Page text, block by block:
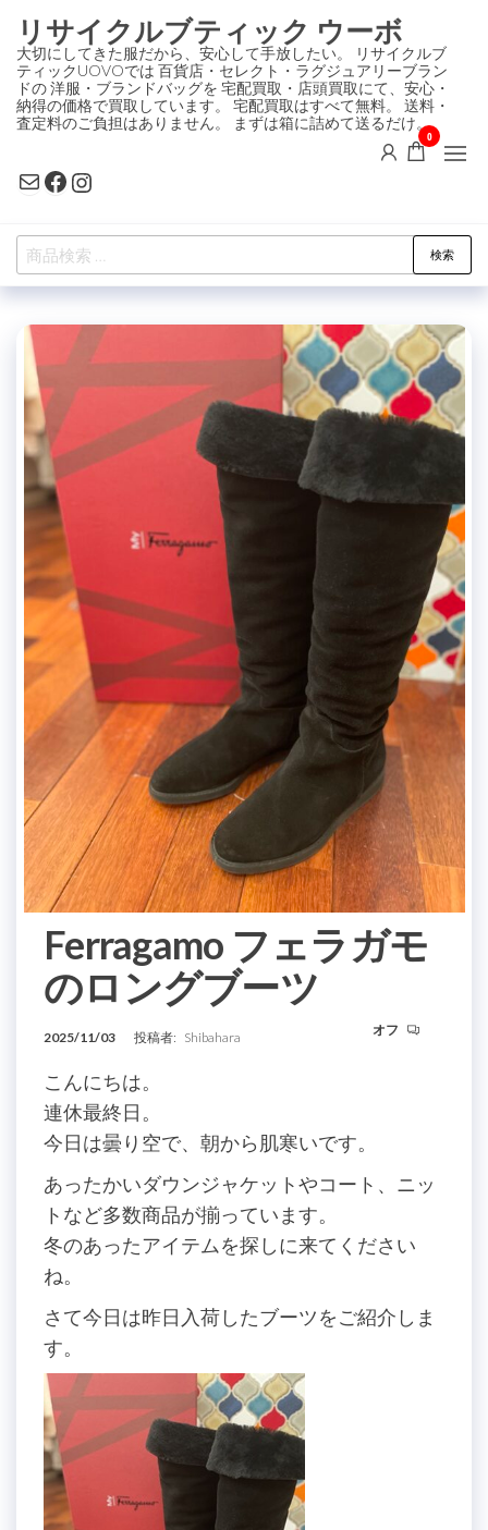
ン
テ
ン
ツ
プ
リサイクルブティック ウーボ
大切にしてきた服だから、安心して手放したい。 リサイクルブ
ティックUOVOでは 百貨店・セレクト・ラグジュアリーブラン
ドの 洋服・ブランドバッグを 宅配買取・店頭買取にて、安心・
納得の価格で買取しています。 宅配買取はすべて無料。 送料・
査定料のご負担はありません。 まずは箱に詰めて送るだけ。
MailFacebook
Instagram
0
検
索
象:
検索
Ferragamo フェラガモ
のロングブーツ
2025/11/03 投稿者: Shibahara オフ
こんにちは。
連休最終日。
今日は曇り空で、朝から肌寒いです。
あったかいダウンジャケットやコート、ニッ
トなど多数商品が揃っています。
冬のあったアイテムを探しに来てください
ね。
さて今日は昨日入荷したブーツをご紹介しま
す。